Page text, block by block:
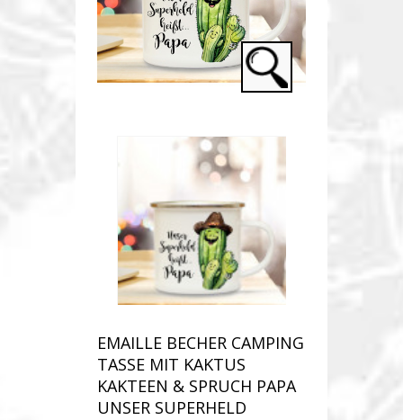
EMAILLE BECHER CAMPING
TASSE MIT KAKTUS
KAKTEEN & SPRUCH PAPA
UNSER SUPERHELD